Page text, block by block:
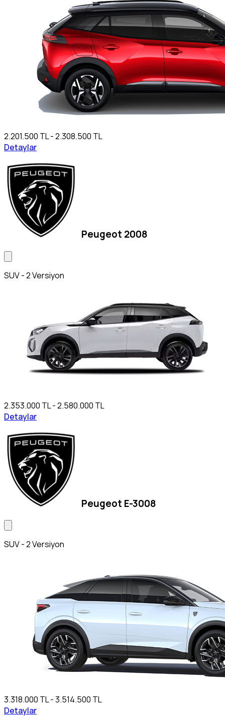
2.201.500 TL - 2.308.500 TL
Detaylar
Peugeot 2008
SUV - 2 Versiyon
2.353.000 TL - 2.580.000 TL
Detaylar
Peugeot E-3008
SUV - 2 Versiyon
3.318.000 TL - 3.514.500 TL
Detaylar